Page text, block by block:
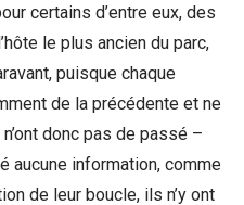
certains d’entre eux, des
le plus ancien du parc,
puisque chaque
de la précédente et ne
donc pas de passé –
aucune information, comme
de leur boucle, ils n’y ont